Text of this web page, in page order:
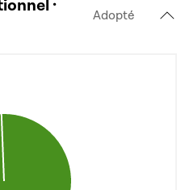
Premier vote constitutionnel · Adopté